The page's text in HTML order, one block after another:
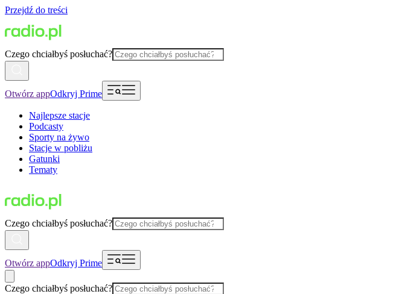
Przejdź do treści
Czego chciałbyś posłuchać?
Otwórz appOdkryj Prime
Najlepsze stacje
Podcasty
Sporty na żywo
Stacje w pobliżu
Gatunki
Tematy
Czego chciałbyś posłuchać?
Otwórz appOdkryj Prime
Czego chciałbyś posłuchać?